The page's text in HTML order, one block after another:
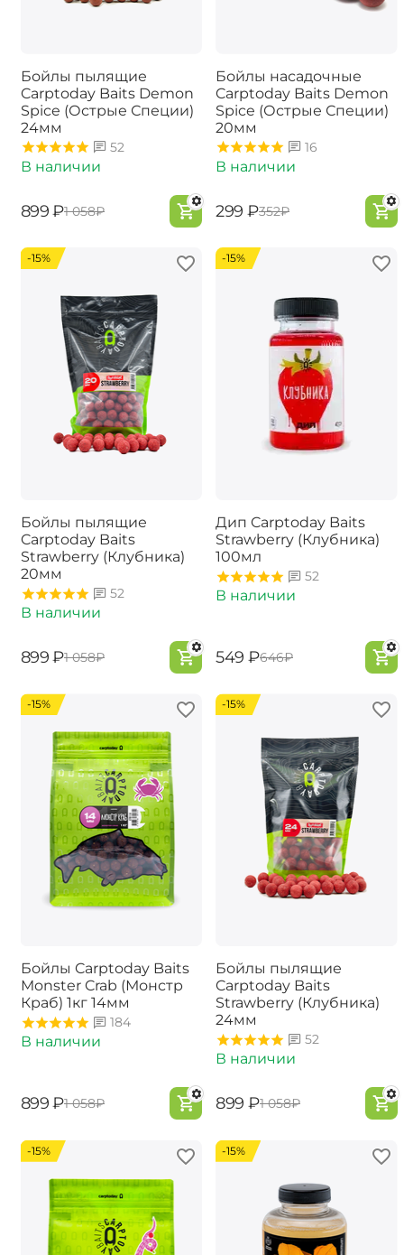
Бойлы пылящие
Carptoday Baits Demon
Spice (Острые Специи)
24мм
52
В наличии
‍899‍ ₽‍1 058‍₽
Бойлы насадочные
Carptoday Baits Demon
Spice (Острые Специи)
20мм
16
В наличии
‍299‍ ₽‍352‍₽
-15%
Бойлы пылящие
Carptoday Baits
Strawberry (Клубника)
20мм
52
В наличии
‍899‍ ₽‍1 058‍₽
-15%
Дип Carptoday Baits
Strawberry (Клубника)
100мл
52
В наличии
‍549‍ ₽‍646‍₽
-15%
Бойлы Carptoday Baits
Monster Crab (Монстр
Краб) 1кг 14мм
184
В наличии
‍899‍ ₽‍1 058‍₽
-15%
Бойлы пылящие
Carptoday Baits
Strawberry (Клубника)
24мм
52
В наличии
‍899‍ ₽‍1 058‍₽
-15% -15%